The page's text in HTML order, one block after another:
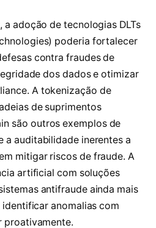
a adoção de tecnologias DLTs
poderia fortalecer
contra fraudes de
dos dados e otimizar
A tokenização de
de suprimentos
são outros exemplos de
a auditabilidade inerentes a
mitigar riscos de fraude. A
artificial com soluções
antifraude ainda mais
anomalias com
proativamente.